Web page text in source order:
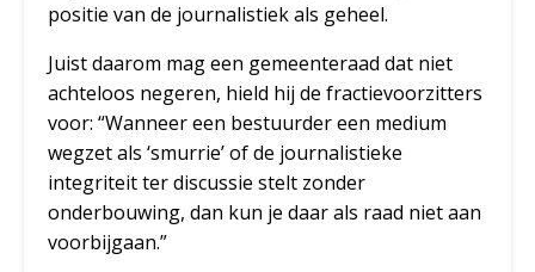
positie van de journalistiek als geheel.
Juist daarom mag een gemeenteraad dat niet
achteloos negeren, hield hij de fractievoorzitters
voor: “Wanneer een bestuurder een medium
wegzet als ‘smurrie’ of de journalistieke
integriteit ter discussie stelt zonder
onderbouwing, dan kun je daar als raad niet aan
voorbijgaan.”